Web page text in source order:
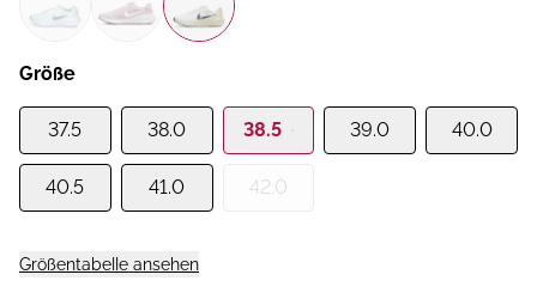
Größe
37.5 38.0 38.5 39.0 40.0
40.5 41.0 42.0
Größentabelle ansehen